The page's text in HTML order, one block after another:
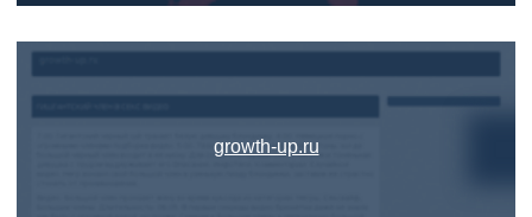
growth-up.ru